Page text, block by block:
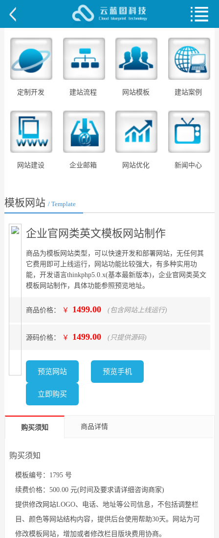
定制开发 建站流程 网站模板 建站案例
网站建设 企业邮箱 网站优化 新闻中心
模板网站 / Template
企业官网类英文模板网站制作
商品为模板网站类型，可以快速开发和部署网站，无任何其
它费用即可上线运行，网站功能比较强大，有多种实用功
能，开发语言thinkphp5.0.x(基本最新版本)，企业官网类英文
模板网站制作，具体功能参照预览地址。
商品价格： ￥ 1499.00 (包含网站上线运行)
源码价格： ￥ 1499.00 (只提供源码)
预览网站 预览手机
立即购买
购买须知 商品详情
购买须知
模板编号：1795 号
续费价格：500.00 元(时间及要求请详细咨询商家)
提供修改网站LOGO、电话、地址等公司信息，不包括调整栏
目、颜色等网站结构内容，提供后台使用帮助30天。网站为可
修改模板网站，增加或者修改栏目版块费用协商。